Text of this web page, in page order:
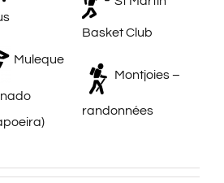
Muleque
Basket Club
Montjoies –
randonnées